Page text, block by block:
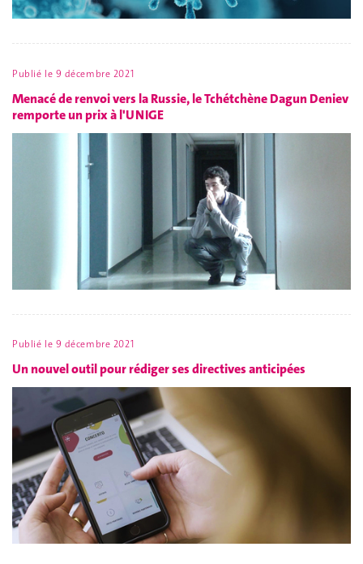
Publié le 9 décembre 2021
Menacé de renvoi vers la Russie, le Tchétchène Dagun Deniev
remporte un prix à l'UNIGE
Publié le 9 décembre 2021
Un nouvel outil pour rédiger ses directives anticipées